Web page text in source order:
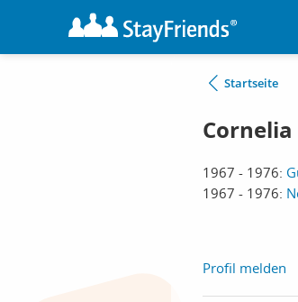
Startseite
1967 - 1976:
1967 - 1976:
Profil melden